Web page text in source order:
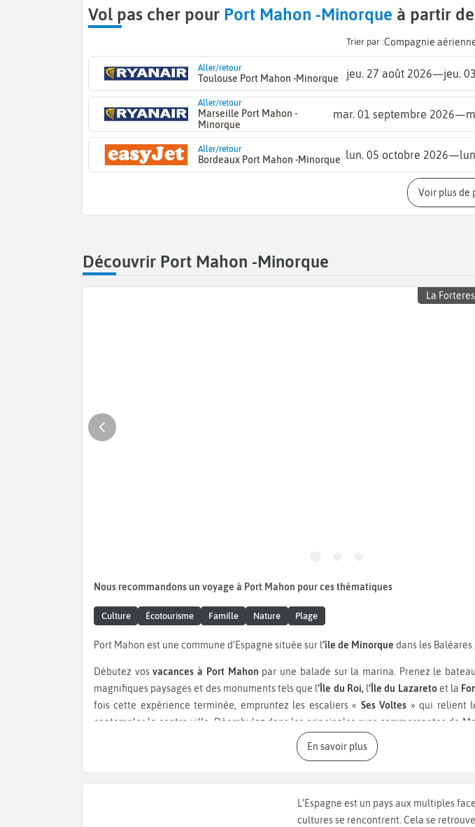
Vol pas cher pour Port Mahon -Minorque à partir de
Trier par : Compagnie
Aller/retour
Toulouse Port Mahon -Minorque jeu. 27 août 2026—jeu.
Aller/retour
Marseille Port Mahon -
Minorque
mar. 01 septembre 2026—
Aller/retour
Bordeaux Port Mahon -Minorque lun. 05 octobre 2026—
Voir plus
Découvrir Port Mahon -Minorque
La
Nous recommandons un voyage à Port Mahon pour ces thématiques
Culture Écotourisme Famille Nature Plage
Port Mahon est une commune d’Espagne située sur l’île de Minorque dans les Baléares.
Débutez vosvacances à Port Mahon par une balade sur la marina. Prenez le
magnifiques paysages et des monuments tels que l’Île du Roi,l’Île du Lazaretoet la
fois cette expérience terminée, empruntez les escaliers « Ses Voltes » qui relient
contempler le centre-ville. Déambulez dans les principales rues commerçantes de
Place de la Constitution , où se trouvent l’
orgue monumental du XIXe siècle, et la mairie de la ville. À quelques pas de ces
Morereset photographiez lastatue de Mateu Orfila, un ancien médecin
premier théâtre d’opéra construit en Espagne et l’un des plus anciens toujours en
Parc Es Freginal, laPlaça Bastióou encore
En savoir plus
L’Espagne est un pays aux multiples
cultures se rencontrent. Cela se